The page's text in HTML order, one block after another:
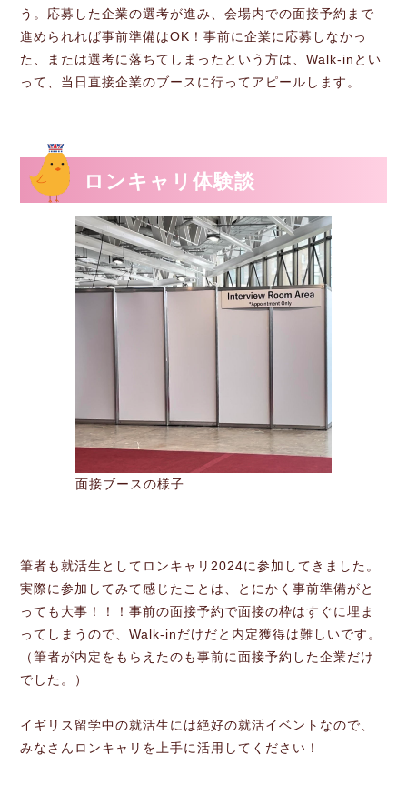
う。応募した企業の選考が進み、会場内での面接予約まで
進められれば事前準備はOK！事前に企業に応募しなかっ
た、または選考に落ちてしまったという方は、Walk-inとい
って、当日直接企業のブースに行ってアピールします。
ロンキャリ体験談
面接ブースの様子
筆者も就活生としてロンキャリ2024に参加してきました。
実際に参加してみて感じたことは、とにかく事前準備がと
っても大事！！！事前の面接予約で面接の枠はすぐに埋ま
ってしまうので、Walk-inだけだと内定獲得は難しいです。
（筆者が内定をもらえたのも事前に面接予約した企業だけ
でした。）
イギリス留学中の就活生には絶好の就活イベントなので、
みなさんロンキャリを上手に活用してください！